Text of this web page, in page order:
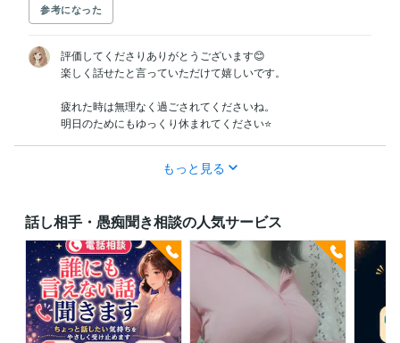
参考になった
評価してくださりありがとうございます😊
楽しく話せたと言っていただけて嬉しいです。
疲れた時は無理なく過ごされてくださいね。
明日のためにもゆっくり休まれてください⭐️
もっと見る
話し相手・愚痴聞き相談の人気サービス